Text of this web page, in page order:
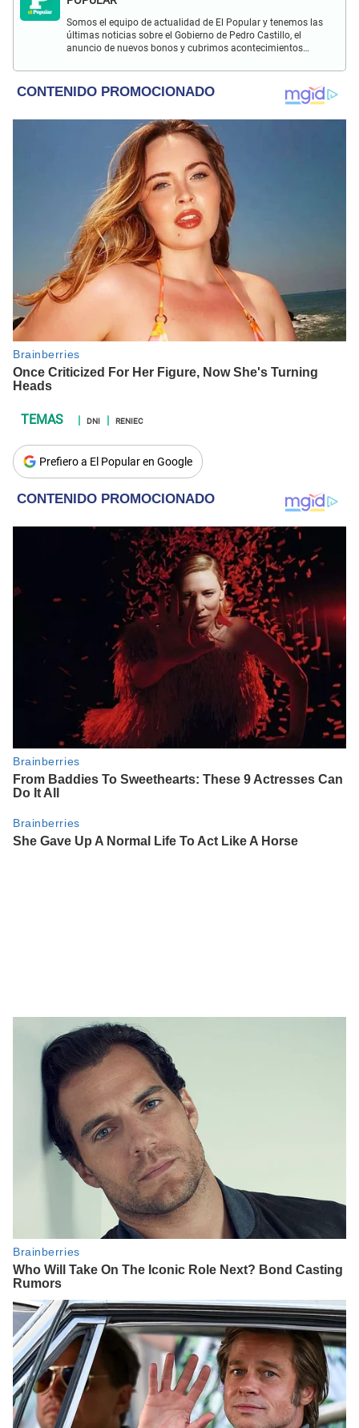
Somos el equipo de actualidad de El Popular y tenemos las
últimas noticias sobre el Gobierno de Pedro Castillo, el
anuncio de nuevos bonos y cubrimos acontecimientos
DNI RENIEC
Prefiero a El Popular en Google